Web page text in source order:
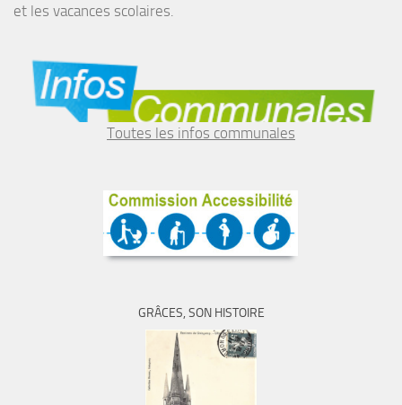
et les vacances scolaires.
Toutes les infos communales
GRÂCES, SON HISTOIRE